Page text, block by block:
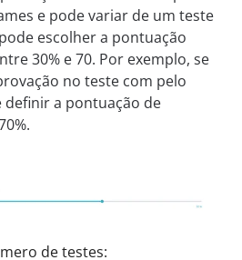
e pode variar de um teste
escolher a pontuação
30% e 70. Por exemplo, se
no teste com pelo
definir a pontuação de
de testes: